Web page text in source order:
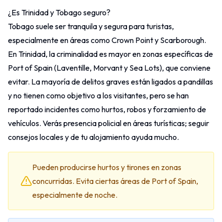
¿Es Trinidad y Tobago seguro?
Tobago suele ser tranquila y segura para turistas,
especialmente en áreas como Crown Point y Scarborough.
En Trinidad, la criminalidad es mayor en zonas específicas de
Port of Spain (Laventille, Morvant y Sea Lots), que conviene
evitar. La mayoría de delitos graves están ligados a pandillas
y no tienen como objetivo a los visitantes, pero se han
reportado incidentes como hurtos, robos y forzamiento de
vehículos. Verás presencia policial en áreas turísticas; seguir
consejos locales y de tu alojamiento ayuda mucho.
Pueden producirse hurtos y tirones en zonas
concurridas. Evita ciertas áreas de Port of Spain,
especialmente de noche.